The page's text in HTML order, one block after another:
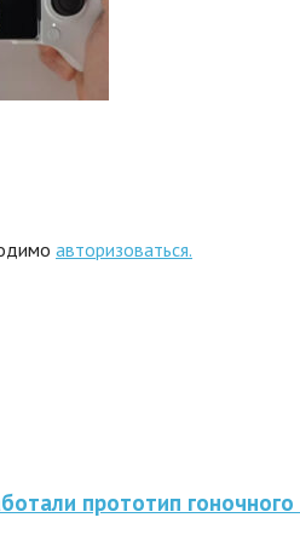
авторизоваться.
прототип